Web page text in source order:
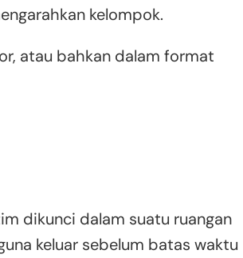
kelompok.
atau bahkan dalam format
dikunci dalam suatu ruangan
keluar sebelum batas waktu